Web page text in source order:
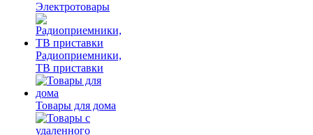
Электротовары
Радиоприемники,
ТВ приставки
Товары для дома